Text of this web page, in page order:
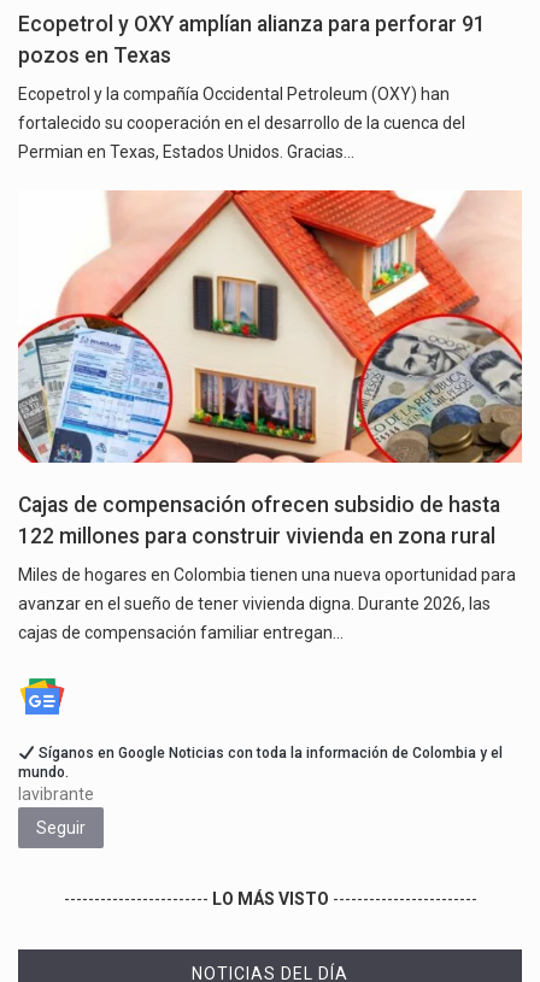
Ecopetrol y OXY amplían alianza para perforar 91
pozos en Texas
Ecopetrol y la compañía Occidental Petroleum (OXY) han
fortalecido su cooperación en el desarrollo de la cuenca del
Permian en Texas, Estados Unidos. Gracias…
Cajas de compensación ofrecen subsidio de hasta
122 millones para construir vivienda en zona rural
Miles de hogares en Colombia tienen una nueva oportunidad para
avanzar en el sueño de tener vivienda digna. Durante 2026, las
cajas de compensación familiar entregan…
Síganos en Google Noticias con toda la información de Colombia y el
mundo.
lavibrante
Seguir
------------------------ LO MÁS VISTO ------------------------
NOTICIAS DEL DÍA